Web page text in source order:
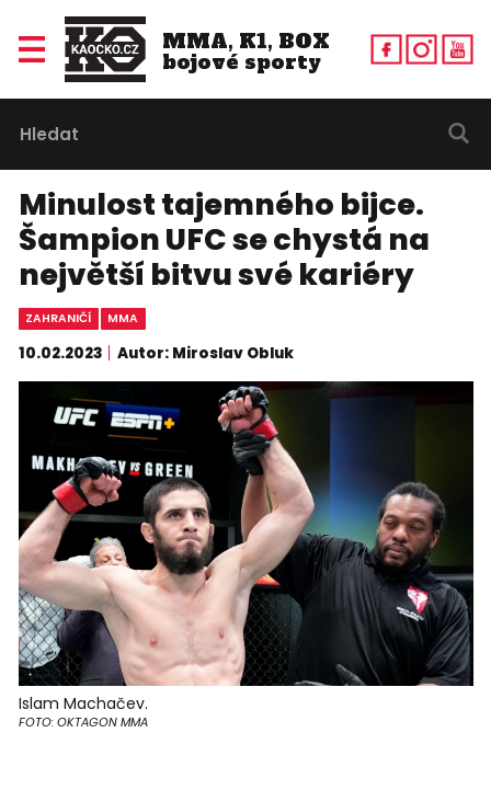
MMA, K1, BOX
bojové sporty
Minulost tajemného bijce.
Šampion UFC se chystá na
největší bitvu své kariéry
ZAHRANIČÍ MMA
10.02.2023 Autor: Miroslav Obluk
Islam Machačev.
FOTO: OKTAGON MMA